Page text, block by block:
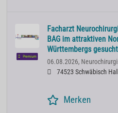
Premium
Facharzt
BAG im attraktiven
Württembergs gesucht
06.08.2026,
74523 Schwäbisch Hall
Merken